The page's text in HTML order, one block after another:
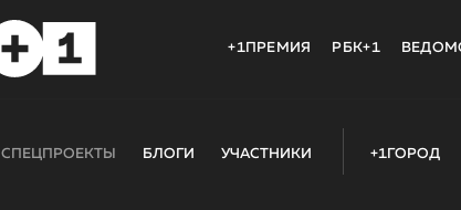
+1ПРЕМИЯ РБК+1
СПЕЦПРОЕКТЫ БЛОГИ УЧАСТНИКИ +1ГОРОД